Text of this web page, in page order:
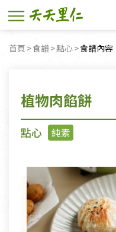
首頁 食譜 點心 目前頁面：
食譜內容
植物肉餡餅
點心
純素